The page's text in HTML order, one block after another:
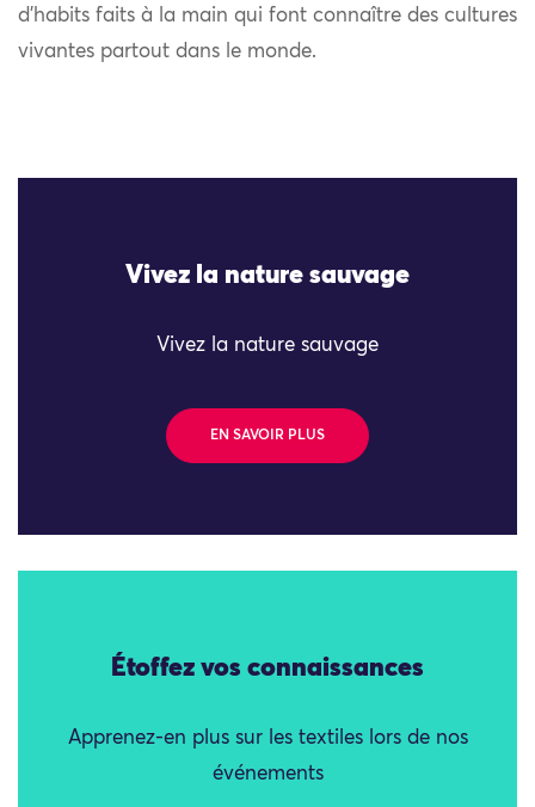
d’habits faits à la main qui font connaître des cultures
vivantes partout dans le monde.
Vivez la nature sauvage
Vivez la nature sauvage
EN SAVOIR PLUS
Étoffez vos connaissances
Apprenez-en plus sur les textiles lors de nos
événements